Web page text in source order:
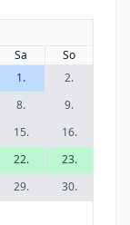
Sa
So
1.
2.
8.
9.
15.
16.
22.
23.
29.
30.